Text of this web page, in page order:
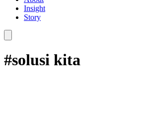
Insight
Story
#solusi kita